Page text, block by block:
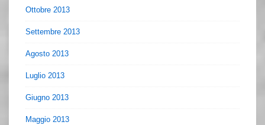
Ottobre 2013
Settembre 2013
Agosto 2013
Luglio 2013
Giugno 2013
Maggio 2013